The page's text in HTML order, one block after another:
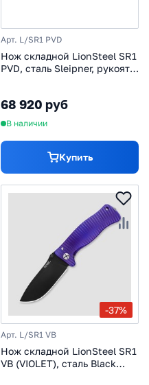
Арт. L/SR1 PVD
Нож складной LionSteel SR1
PVD, сталь Sleipner, рукоять
68 920 руб
В наличии
Купить
-37%
Арт. L/SR1 VB
Нож складной LionSteel SR1
VB (VIOLET), сталь Black